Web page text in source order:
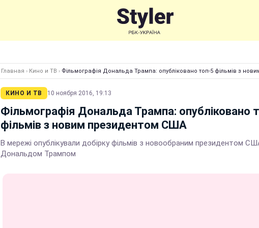
Главная › Кино и ТВ › Фільмографія Дональда Трампа: опубліковано топ-5 фільмів з
КИНО И ТВ 10 ноября 2016, 19:13
Фільмографія Дональда Трампа: опубліковано
фільмів з новим президентом США
В мережі опублікували добірку фільмів з новообраним президентом
Дональдом Трампом